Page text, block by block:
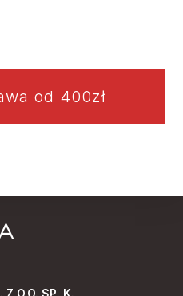
od 400zł
Z O.O. SP. K.